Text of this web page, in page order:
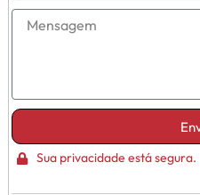
Sua privacidade está segura.